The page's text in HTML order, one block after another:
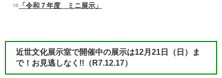
⇒ 「令和７年度 ミニ展示」
近世文化展示室で開催中の展示は12月21日（日）ま
で！お見逃しなく!!（R7.12.17）